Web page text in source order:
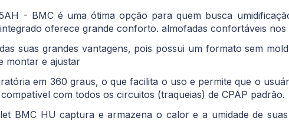
- BMC é uma ótima opção para quem busca
oferece grande conforto. almofadas confortáveis nos
suas grandes vantagens, pois possui um formato sem
montar e ajustar
em 360 graus, o que facilita o uso e permite que o
com todos os circuitos (traqueias) de CPAP padrão.
BMC HU captura e armazena o calor e a umidade de suas